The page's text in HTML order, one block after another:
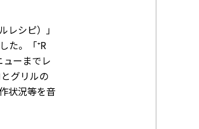
レシピ）」
た。「⁺R
ューまでレ
グリルの
状況等を音